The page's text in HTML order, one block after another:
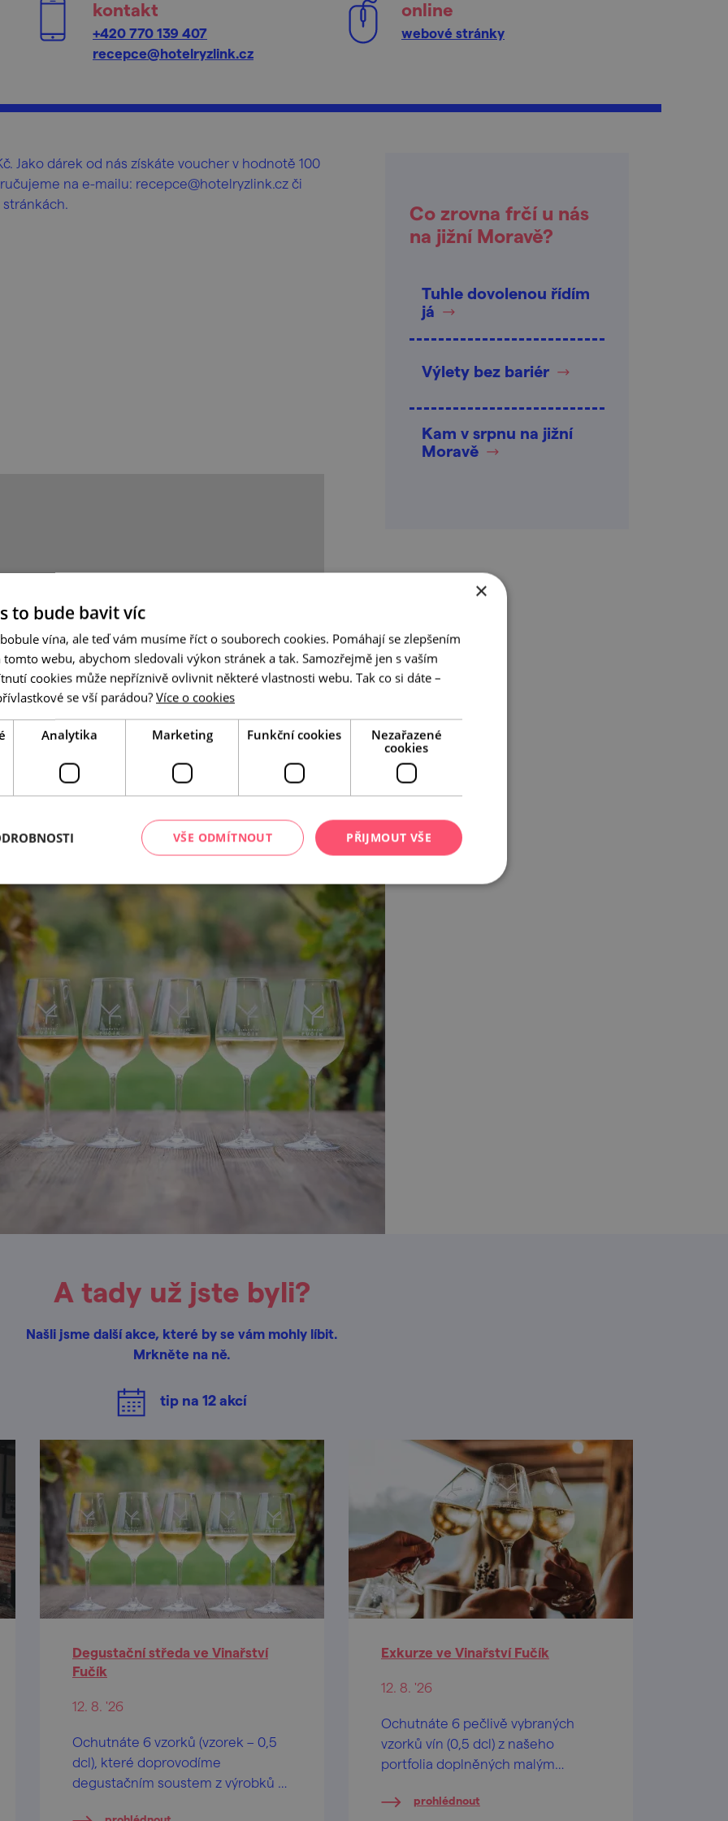
kontakt
+420 770 139 407
recepce@hotelryzlink.cz
online
webové stránky
Jako dárek od nás získáte voucher v hodnotě 100
na e-mailu: recepce@hotelryzlink.cz či
Leaflet|© Seznam.cz a.s. a další
Co zrovna frčí u nás
na jižní Moravě?
Tuhle dovolenou řídím
já
Výlety bez bariér
Kam v srpnu na jižní
Moravě
A tady už jste byli?
Našli jsme další akce, které by se vám mohly líbit.
Mrkněte na ně.
tip na 12akcí
Degustační středa ve Vinařství
Fučík
12. 8. '26
Ochutnáte 6 vzorků (vzorek – 0,5
dcl), které doprovodíme
degustačním soustem z výrobků z
Exkurze ve Vinařství Fučík
12. 8. '26
Ochutnáte 6 pečlivě vybraných
vzorků vín (0,5 dcl) z našeho
portfolia doplněných malým
prohlédnout
×
to bude bavit víc
vína, ale teď vám musíme říct o souborech cookies. Pomáhají se zlepšením
tomto webu, abychom sledovali výkon stránek a tak. Samozřejmě jen s vaším
cookies může nepříznivě ovlivnit některé vlastnosti webu. Tak co si dáte –
se vší parádou? Více o cookies
Analytika Marketing Funkční cookies
Nezařazené
cookies
PŘIJMOUT VŠE
VŠE ODMÍTNOUT